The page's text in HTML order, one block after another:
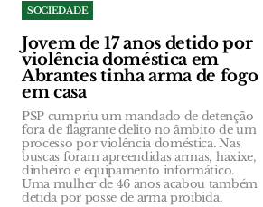
SOCIEDADE
Jovem de 17 anos detido por
violência doméstica em
Abrantes tinha arma de fogo
em casa
PSP cumpriu um mandado de detenção
fora de flagrante delito no âmbito de um
processo por violência doméstica. Nas
buscas foram apreendidas armas, haxixe,
dinheiro e equipamento informático.
Uma mulher de 46 anos acabou também
detida por posse de arma proibida.